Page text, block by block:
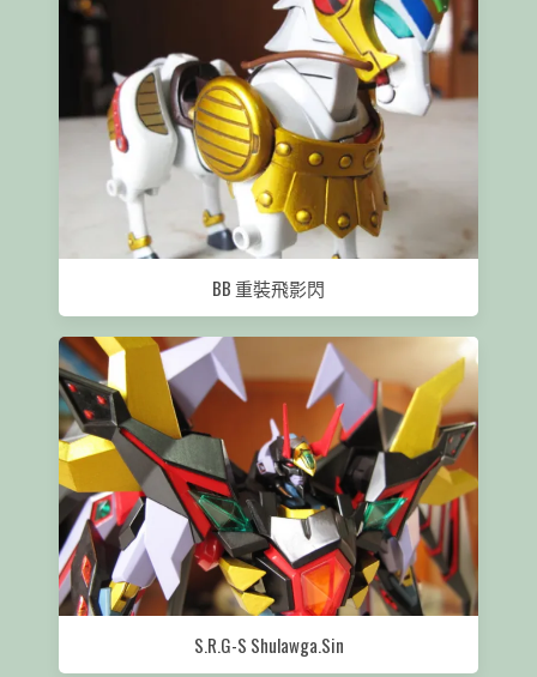
BB 重裝飛影閃
S.R.G-S Shulawga.Sin